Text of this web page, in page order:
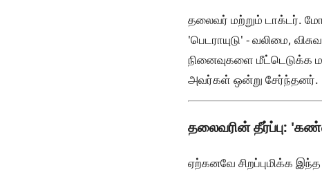
தலைவர் மற்றும் டாக்டர்.
'பெடராயுடு' - வலிமை,
நினைவுகளை மீட்டெடுக்க
அவர்கள் ஒன்று சேர்ந்தனர்.
தலைவரின் தீர்ப்பு:
ஏற்கனவே சிறப்புமிக்க